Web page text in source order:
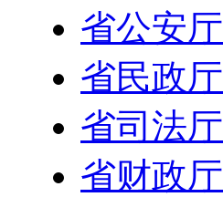
省公安厅
省民政厅
省司法厅
省财政厅